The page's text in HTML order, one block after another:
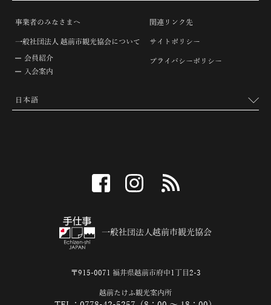
事業者のみなさまへ
一般社団法人 越前市観光協会について
会員紹介
入会案内
関連リンク先
サイトポリシー
プライバシーポリシー
facebook instagram
一般社団法人越前市観光協会
〒915-0071 福井県越前市府中1丁目2-3
越前たけふ観光案内所